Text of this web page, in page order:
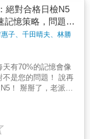
手播放。反覆聆
海，讓您的日語聽
忙碌的現代人設
，一次只需10分
自學還是考前衝
師。讓文法成為您
解鎖所有挑戰，勇
在桌架上後，放上
讓下半身暖呼呼的
，不論是吃飯、看
只要開著暖桌，全
的桌子，任憑一堆
6 音檔，自然標
QR Code，由作
，掃描下載，一邊
語，你還不知道
專業、有豐富日
系教師群，隆重推
求職、經商、考
用。
讓知識穩穩扎根在
間也能高效利用！
通勤路上的快速充
一課，讓您的日語
索引，查找變得超
翻一翻，即刻找到您
的學習效率大大提
：
上音檔提升聽力！
天反覆聆聽，讓單
憶，讓您的日語聽
悉度 ✈中日對照羅
✈淺顯易懂的文法
量 ✈全彩實境插畫
有趣！ 自然的語言
這些廣播成為你訓
話變成文法練習，
考試設計，全面涵
因、規定，到推
然融入生活，像喝
大腦的「核心肌
交流中的活用
我們不僅僅是學文
靈活運用。想像一
混淆的相似文法 針
絕對合格日檢N5
記憶策略，問題集
子、千田晴夫、林勝
有70%的記憶會像
不是您的問題！ 說再
派死
料絕技，讓您的學習
一樣，背了又忘，